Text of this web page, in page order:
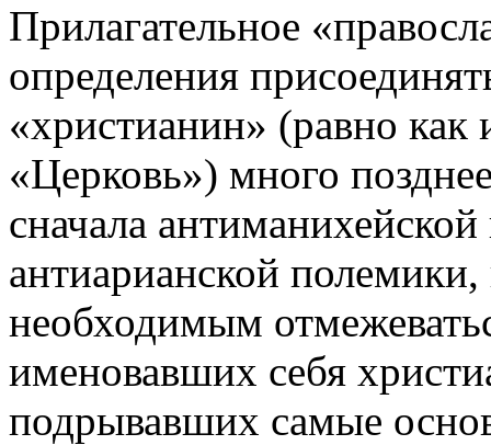
Прилагательное
определения
«христианин» (равно как
«Церковь») много
сначала
антиарианской полемики,
необходимым
именовавших себя
подрывавших самые